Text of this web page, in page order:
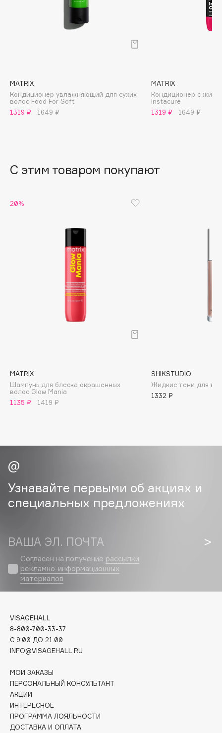
Basicare
Batiste
Beauty Bomb
Bebble
Boadicea The Victorious
by TERRY
BY WISHTREND
Byredo
C
Cadence
Carbon Theory
Carmex
Celimax
Cettua
Chupa Chups
Clarins Precious
Clinique
Clive Christian
Collagenina
Consly
Corimo
CosRX
Cottolina
MATRIX
Кондиционер увлажняющий для сухих
волос Food For Soft
1319 ₽
1649 ₽
MATRIX
Кондиционер с
Instacure
1319 ₽
1649 ₽
С этим товаром покупают
20%
MATRIX
Шампунь для блеска окрашенных
волос Glow Mania
1135 ₽
1419 ₽
SHIKSTUDIO
Жидкие тени для
1332 ₽
Узнавайте первыми об акциях и
специальных предложениях
ВАША ЭЛ. ПОЧТА
Согласен на получение рассылки
рекламно-информационных
материалов
VISAGEHALL
8-800-700-33-37
C 9:00 ДО 21:00
INFO@VISAGEHALL.RU
МОИ ЗАКАЗЫ
ПЕРСОНАЛЬНЫЙ КОНСУЛЬТАНТ
АКЦИИ
ИНТЕРЕСНОЕ
ПРОГРАММА ЛОЯЛЬНОСТИ
ДОСТАВКА И ОПЛАТА